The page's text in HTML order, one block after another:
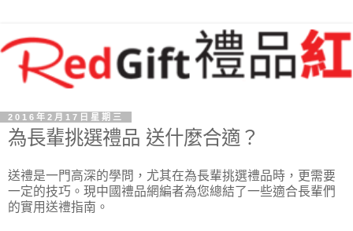
2016年2月17日星期三
為長輩挑選禮品 送什麼合適？
送禮是一門高深的學問，尤其在為長輩挑選禮品時，更需要
一定的技巧。現中國禮品網編者為您總結了一些適合長輩們
的實用送禮指南。